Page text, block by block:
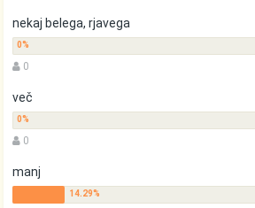
nekaj belega, rjavega
0
več
0
manj